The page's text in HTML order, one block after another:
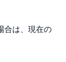
合は、現在の